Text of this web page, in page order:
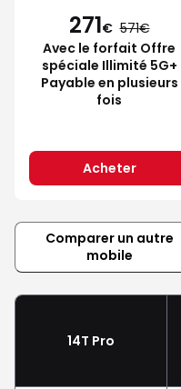
271€ 571
Avec le forfait Offre
spéciale Illimité 5G+
Payable en plusieurs
fois
Acheter
Comparer un autre
mobile
14T Pro